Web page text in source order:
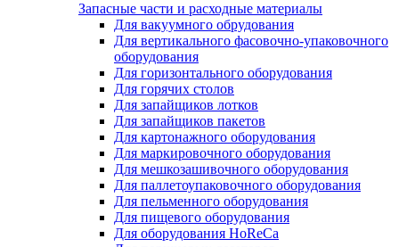
Запасные части и расходные материалы
Для вакуумного обрудования
Для вертикального фасовочно-упаковочного
оборудования
Для горизонтального оборудования
Для горячих столов
Для запайщиков лотков
Для запайщиков пакетов
Для картонажного оборудования
Для маркировочного оборудования
Для мешкозашивочного оборудования
Для паллетоупаковочного оборудования
Для пельменного оборудования
Для пищевого оборудования
Для оборудования HoReCa